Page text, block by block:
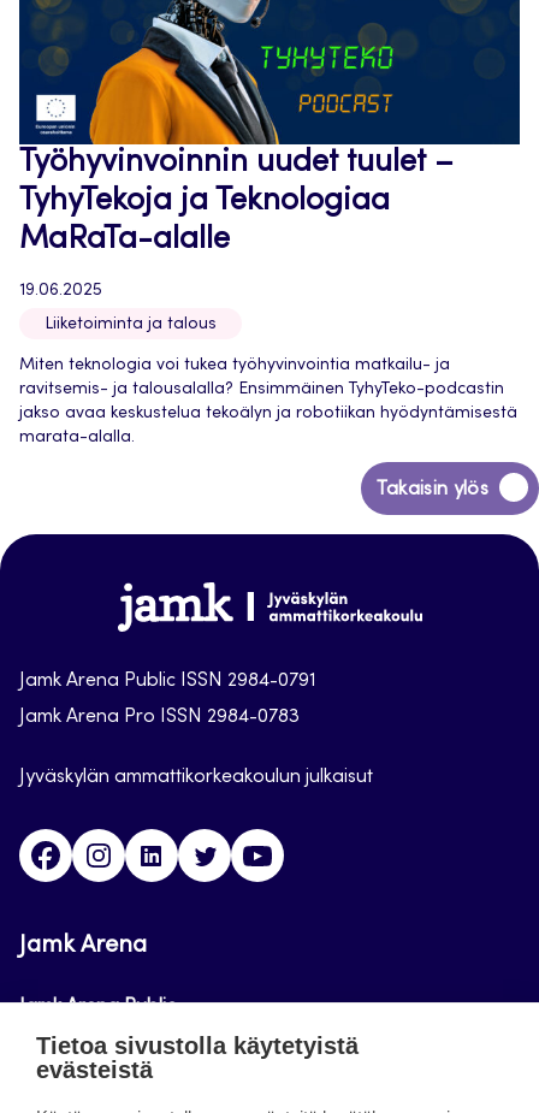
Työhyvinvoinnin uudet tuulet –
TyhyTekoja ja Teknologiaa
MaRaTa-alalle
19.06.2025
Liiketoiminta ja talous
Miten teknologia voi tukea työhyvinvointia matkailu- ja
ravitsemis- ja talousalalla? Ensimmäinen TyhyTeko-podcastin
jakso avaa keskustelua tekoälyn ja robotiikan hyödyntämisestä
marata-alalla.
Takaisin ylös
Siirry
takaisin
Jamk
Arena
Jamk Arena Public ISSN 2984-0791
Jamk Arena Pro ISSN 2984-0783
Jyväskylän ammattikorkeakoulun julkaisut
FacebookInstagramLinkedinTwitter
Jamk Arena
Jamk Arena Public
Jamk Arena Pro
Tietoa sivustolla käytetyistä
evästeistä